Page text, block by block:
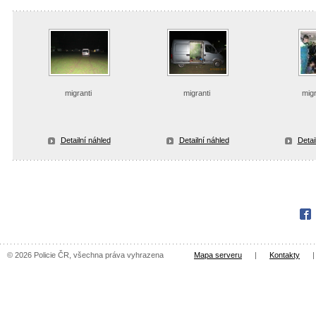
migranti
Detailní náhled
migranti
Detailní náhled
© 2026 Policie ČR, všechna práva vyhrazena Mapa serveru Kontakty